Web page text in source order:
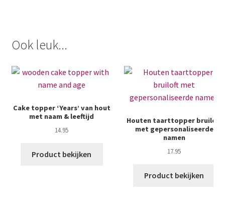
Ook leuk...
Cake topper ‘Years’ van hout
met naam & leeftijd
14.95
Product bekijken
Houten taarttopper bruiloft
met gepersonaliseerde
namen
17.95
Product bekijken